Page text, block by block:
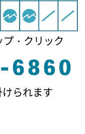
・クリック
られます